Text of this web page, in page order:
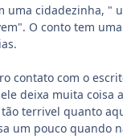
uma cidadezinha, "
O conto tem
contato com o
deixa muita coisa
terrivel quanto
um pouco quando